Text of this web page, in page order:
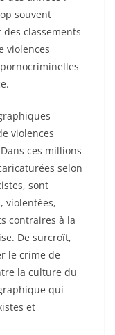
souvent
classements
violences
violences
ces millions
selon
sont
violentées,
contraires à la
De surcroît,
le crime de
la culture du
qui
et